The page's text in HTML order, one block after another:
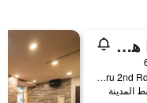
مودرن بلازا هوتل
No.332, Jiuru 2nd Rd., Sanmin District, مدينة كاوهسيونغ, تايوان